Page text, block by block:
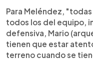
Para Meléndez,
todos los del equipo,
defensiva, Mario
tienen que estar
terreno cuando se